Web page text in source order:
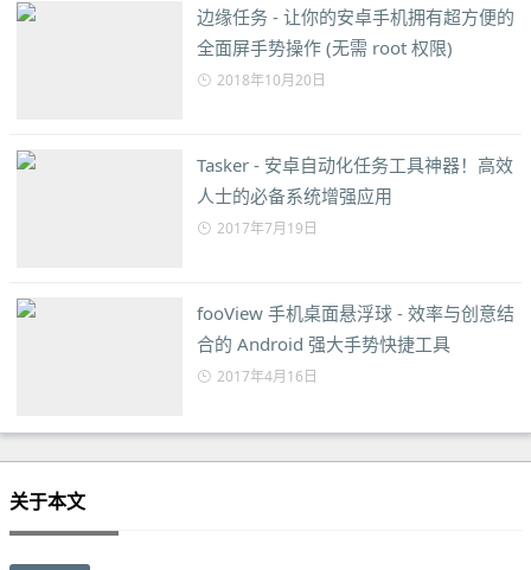
边缘任务 - 让你的安卓手机拥有超方便的
全面屏手势操作 (无需 root 权限)
2018年10月20日
Tasker - 安卓自动化任务工具神器！高效
人士的必备系统增强应用
2017年7月19日
fooView 手机桌面悬浮球 - 效率与创意结
合的 Android 强大手势快捷工具
2017年4月16日
关于本文